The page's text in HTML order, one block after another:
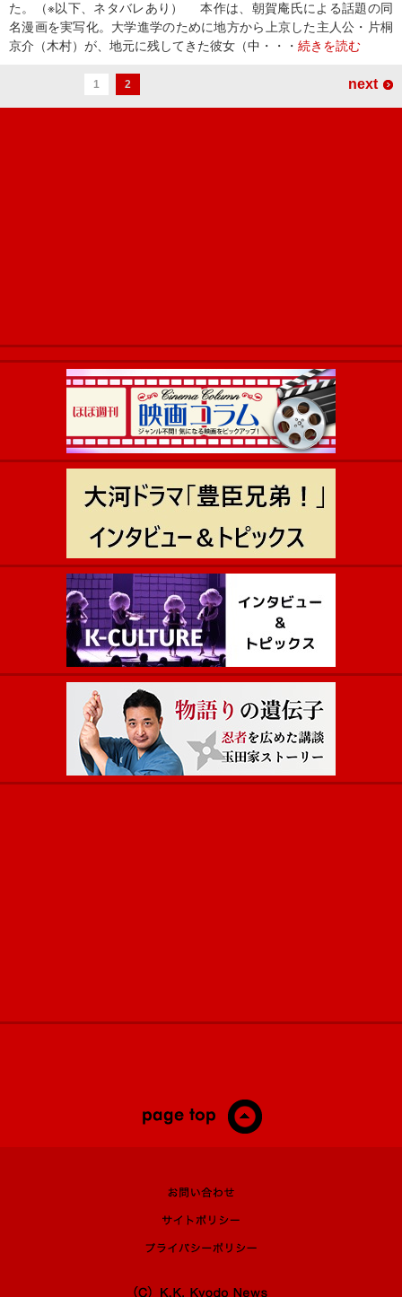
た。（※以下、ネタバレあり） 本作は、朝賀庵氏による話題の同
名漫画を実写化。大学進学のために地方から上京した主人公・片桐
京介（木村）が、地元に残してきた彼女（中・・・ 続きを読む
1 2 next